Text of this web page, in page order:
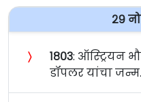
२९
〉 १८०३: ऑस्ट्रियन
डॉपलर यांचा जन्म.